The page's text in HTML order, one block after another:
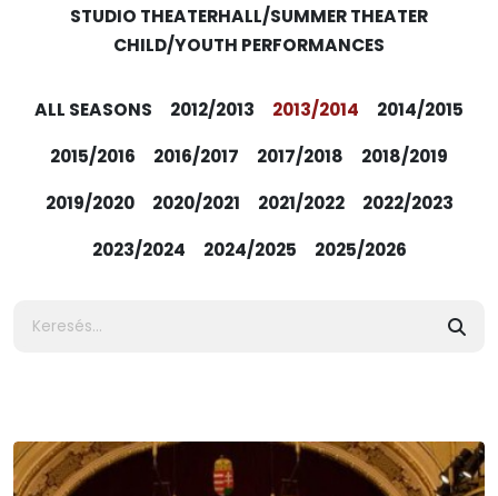
STUDIO THEATERHALL/SUMMER THEATER
CHILD/YOUTH PERFORMANCES
ALL SEASONS 2012/2013 2013/2014
2014/2015
2015/2016
2016/2017 2017/2018
2018/2019
2019/2020
2020/2021 2021/2022
2022/2023
2023/2024
2024/2025 2025/2026